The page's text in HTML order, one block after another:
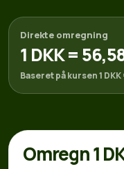
Direkte omregning
1 DKK =
Baseret på kursen 1
Omregn 1